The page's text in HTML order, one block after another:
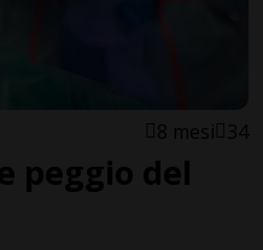
8 mesi 34
peggio del